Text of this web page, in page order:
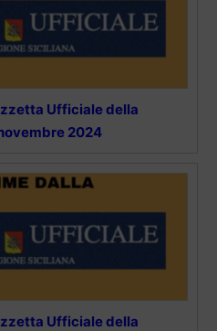
Ufficiale della
2024
Ufficiale della